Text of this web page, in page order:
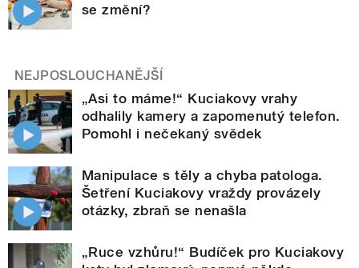
se změní?
NEJPOSLOUCHANĚJŠÍ
„Asi to máme!“ Kuciakovy vrahy
odhalily kamery a zapomenutý telefon.
Pomohl i nečekaný svědek
Manipulace s těly a chyba patologa.
Šetření Kuciakovy vraždy provázely
otázky, zbraň se nenašla
„Ruce vzhůru!“ Budíček pro Kuciakovy